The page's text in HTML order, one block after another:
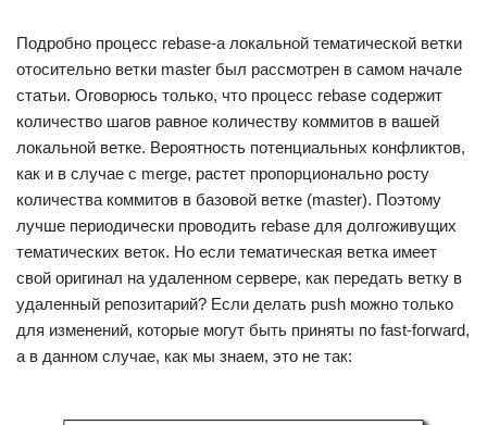
Подробно процесс rebase-а локальной тематической ветки
отосительно ветки master был рассмотрен в самом начале
статьи. Оговорюсь только, что процесс rebase содержит
количество шагов равное количеству коммитов в вашей
локальной ветке. Вероятность потенциальных конфликтов,
как и в случае с merge, растет пропорционально росту
количества коммитов в базовой ветке (master). Поэтому
лучше периодически проводить rebase для долгоживущих
тематических веток. Но если тематическая ветка имеет
свой оригинал на удаленном сервере, как передать ветку в
удаленный репозитарий? Если делать push можно только
для изменений, которые могут быть приняты по fast-forward,
а в данном случае, как мы знаем, это не так: